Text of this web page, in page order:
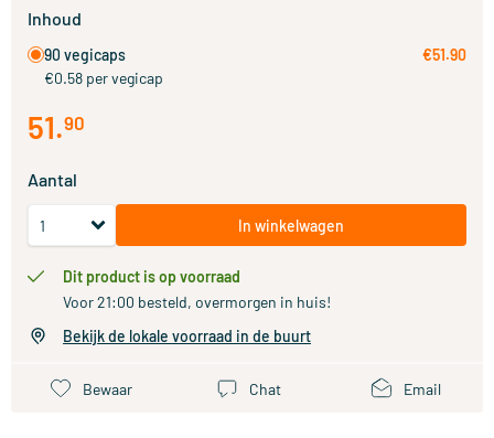
Inhoud
90 vegicaps
€0.58 per vegicap
€51.90
51.90
Aantal
In winkelwagen
Dit product is op voorraad
Voor 21:00 besteld, overmorgen in huis!
Bekijk de lokale voorraad in de buurt
Bewaar Chat Email